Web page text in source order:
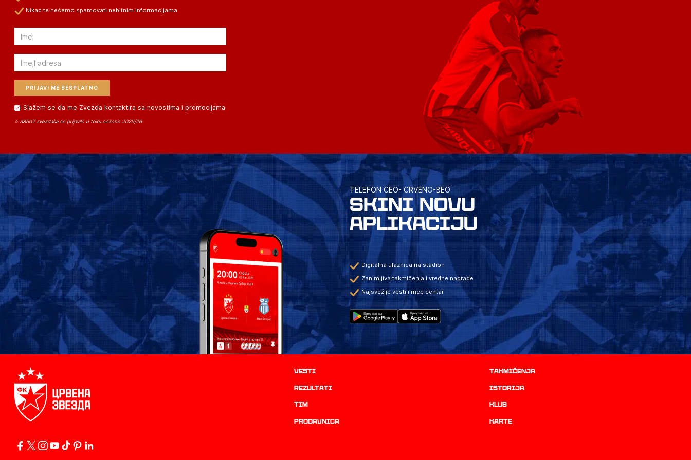
Nikad te nećemo spamovati nebitnim informacijama
Email
Email
Slažem se da me Zvezda kontaktira sa novostima i promocijama
⭐ 38502 zvezdaša se prijavilo u toku sezone 2025/26
TELEFON CEO- CRVENO-BEO
SKINI NOVU
APLIKACIJU
Digitalna ulaznica na stadion
Zanimljiva takmičenja i vredne nagrade
Najsvežije vesti i meč centar
Vesti Takmičenja
rezultati istorija
TIM Klub
prodavnica Karte